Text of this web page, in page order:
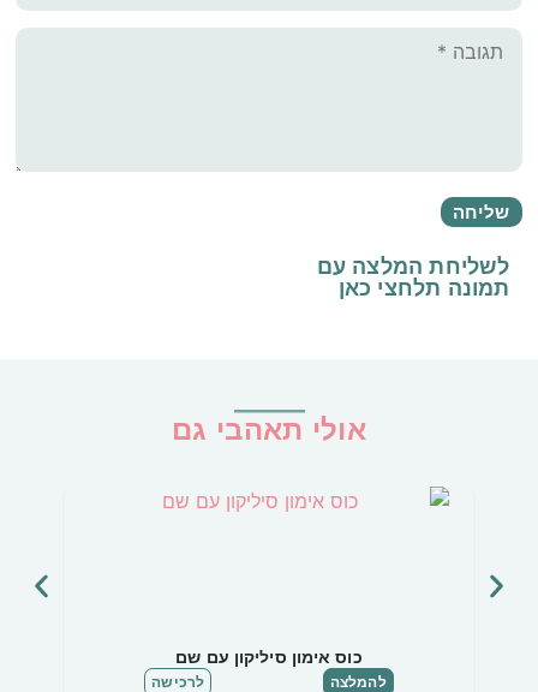
לשליחת המלצה עם
תמונה תלחצי כאן
אולי תאהבי גם
כוס אימון סיליקון עם שם
להמלצה לרכישה